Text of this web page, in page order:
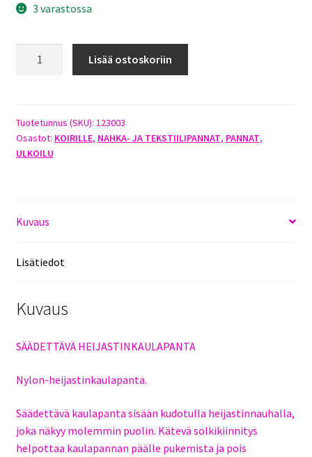
3 varastossa
25MM
X
38-
Lisää ostoskoriin
Tuotetunnus (SKU): 123003
Osastot: KOIRILLE, NAHKA- JA TEKSTIILIPANNAT, PANNAT,
ULKOILU
Kuvaus
Lisätiedot
Kuvaus
SÄÄDETTÄVÄ HEIJASTINKAULAPANTA
Nylon-heijastinkaulapanta.
Säädettävä kaulapanta sisään kudotulla heijastinnauhalla,
joka näkyy molemmin puolin. Kätevä solkikiinnitys
helpottaa kaulapannan päälle pukemista ja pois